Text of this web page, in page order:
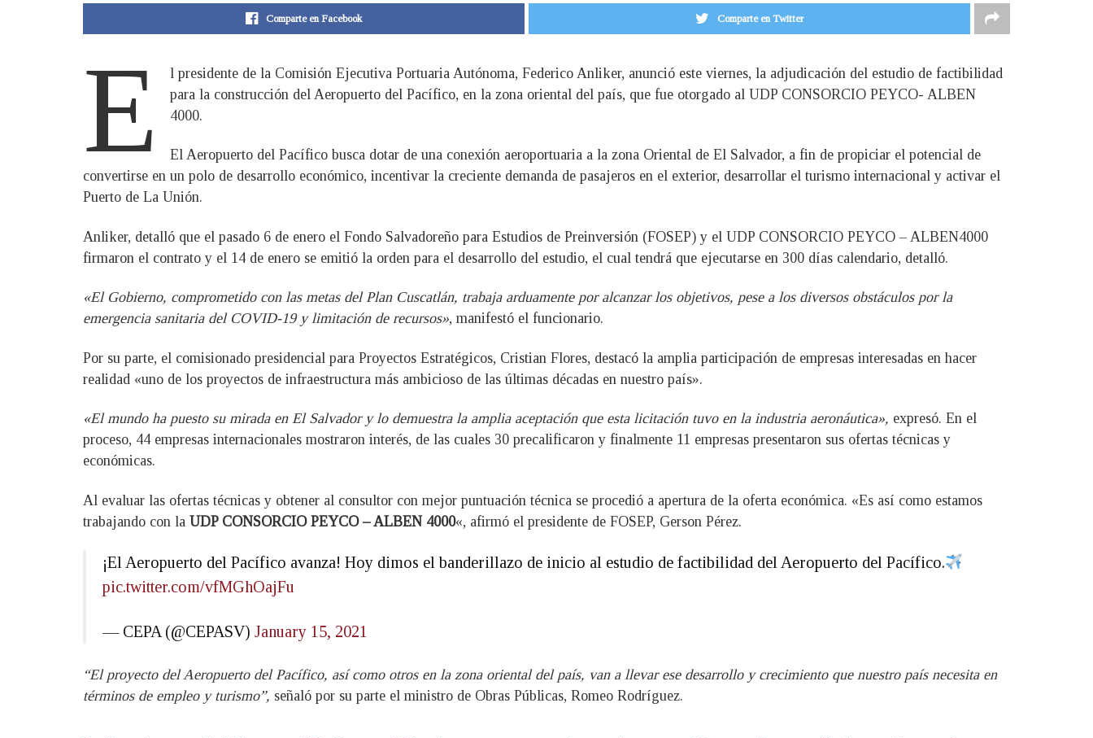
Comparte en Facebook Comparte en Twitter
E
l presidente de la Comisión Ejecutiva Portuaria Autónoma, Federico Anliker, anunció este viernes, la adjudicación del estudio de factibilidad
para la construcción del Aeropuerto del Pacífico, en la zona oriental del país, que fue otorgado al UDP CONSORCIO PEYCO- ALBEN
4000.
El Aeropuerto del Pacífico busca dotar de una conexión aeroportuaria a la zona Oriental de El Salvador, a fin de propiciar el potencial de
convertirse en un polo de desarrollo económico, incentivar la creciente demanda de pasajeros en el exterior, desarrollar el turismo internacional y activar el
Puerto de La Unión.
Anliker, detalló que el pasado 6 de enero el Fondo Salvadoreño para Estudios de Preinversión (FOSEP) y el UDP CONSORCIO PEYCO – ALBEN4000
firmaron el contrato y el 14 de enero se emitió la orden para el desarrollo del estudio, el cual tendrá que ejecutarse en 300 días calendario, detalló.
«El Gobierno, comprometido con las metas del Plan Cuscatlán, trabaja arduamente por alcanzar los objetivos, pese a los diversos obstáculos por la
emergencia sanitaria del COVID-19 y limitación de recursos», manifestó el funcionario.
Por su parte, el comisionado presidencial para Proyectos Estratégicos, Cristian Flores, destacó la amplia participación de empresas interesadas en hacer
realidad «uno de los proyectos de infraestructura más ambicioso de las últimas décadas en nuestro país».
«El mundo ha puesto su mirada en El Salvador y lo demuestra la amplia aceptación que esta licitación tuvo en la industria aeronáutica», expresó. En el
proceso, 44 empresas internacionales mostraron interés, de las cuales 30 precalificaron y finalmente 11 empresas presentaron sus ofertas técnicas y
económicas.
Al evaluar las ofertas técnicas y obtener al consultor con mejor puntuación técnica se procedió a apertura de la oferta económica. «Es así como estamos
trabajando con la UDP CONSORCIO PEYCO – ALBEN 4000«, afirmó el presidente de FOSEP, Gerson Pérez.
¡El Aeropuerto del Pacífico avanza! Hoy dimos el banderillazo de inicio al estudio de factibilidad del Aeropuerto del Pacífico.
pic.twitter.com/vfMGhOajFu
— CEPA (@CEPASV) January 15, 2021
“El proyecto del Aeropuerto del Pacífico, así como otros en la zona oriental del país, van a llevar ese desarrollo y crecimiento que nuestro país necesita en
términos de empleo y turismo”, señaló por su parte el ministro de Obras Públicas, Romeo Rodríguez.